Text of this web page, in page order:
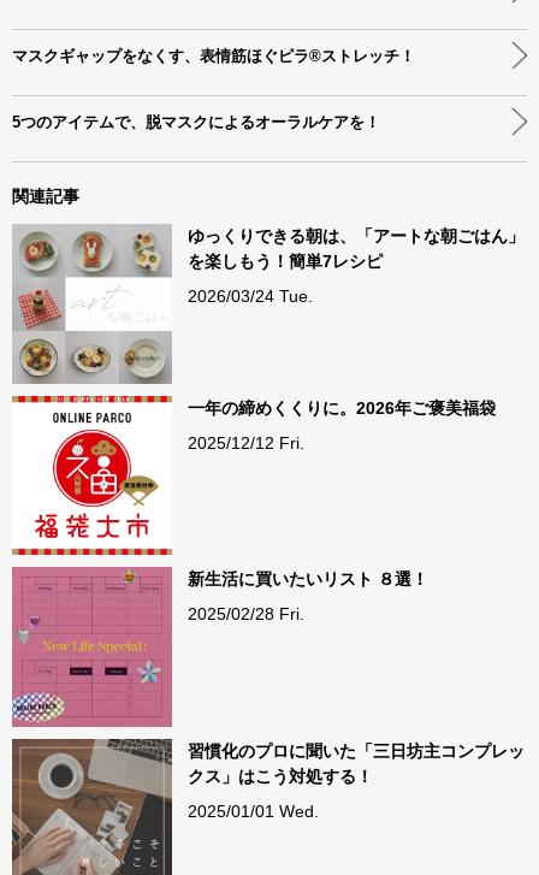
マスクギャップをなくす、表情筋ほぐピラ®ストレッチ！
5つのアイテムで、脱マスクによるオーラルケアを！
関連記事
ゆっくりできる朝は、「アートな朝ごはん」
を楽しもう！簡単7レシピ
2026/03/24 Tue.
一年の締めくくりに。2026年ご褒美福袋
2025/12/12 Fri.
新生活に買いたいリスト ８選！
2025/02/28 Fri.
習慣化のプロに聞いた「三日坊主コンプレッ
クス」はこう対処する！
2025/01/01 Wed.